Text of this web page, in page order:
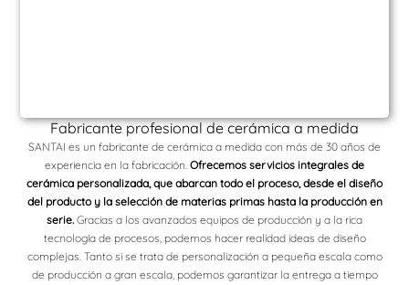
Fabricante profesional de cerámica a medida
SANTAI es un fabricante de cerámica a medida con más de 30 años de
experiencia en la fabricación. Ofrecemos servicios integrales de
cerámica personalizada, que abarcan todo el proceso, desde el diseño
del producto y la selección de materias primas hasta la producción en
serie. Gracias a los avanzados equipos de producción y a la rica
tecnología de procesos, podemos hacer realidad ideas de diseño
complejas. Tanto si se trata de personalización a pequeña escala como
de producción a gran escala, podemos garantizar la entrega a tiempo